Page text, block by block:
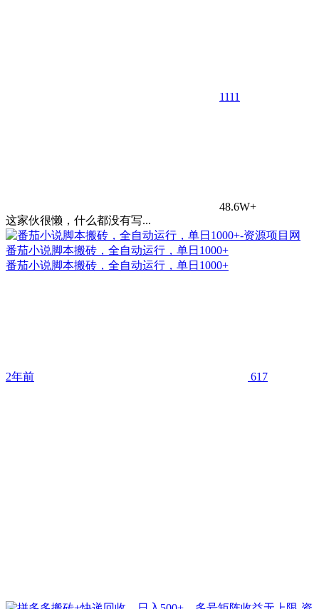
1111
48.6W+
这家伙很懒，什么都没有写...
番茄小说脚本搬砖，全自动运行，单日1000+
番茄小说脚本搬砖，全自动运行，单日1000+
2年前 617